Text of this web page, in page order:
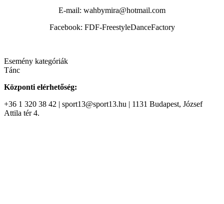
E-mail: wahbymira@hotmail.com
Facebook: FDF-FreestyleDanceFactory
Esemény kategóriák
Tánc
Központi elérhetőség:
+36 1 320 38 42 | sport13@sport13.hu | 1131 Budapest, József
Attila tér 4.